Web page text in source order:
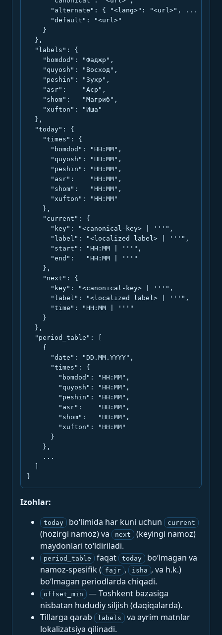
      "alternate": { "<lang>": "<url>", ... },
      "default": "<url>"
    }
  },
  "labels": {
    "bomdod": "Фаджр",
    "quyosh": "Восход",
    "peshin": "Зухр",
    "asr":    "Аср",
    "shom":   "Магриб",
    "xufton": "Иша"
  },
  "today": {
    "times": {
      "bomdod": "HH:MM",
      "quyosh": "HH:MM",
      "peshin": "HH:MM",
      "asr":    "HH:MM",
      "shom":   "HH:MM",
      "xufton": "HH:MM"
    },
    "current": {
      "key": "<canonical-key> | '''",
      "label": "<localized label> | '''",
      "start": "HH:MM | '''",
      "end":   "HH:MM | '''"
    },
    "next": {
      "key": "<canonical-key> | '''",
      "label": "<localized label> | '''",
      "time": "HH:MM | '''"
    }
  },
  "period_table": [
    {
      "date": "DD.MM.YYYY",
      "times": {
        "bomdod": "HH:MM",
        "quyosh": "HH:MM",
        "peshin": "HH:MM",
        "asr":    "HH:MM",
        "shom":   "HH:MM",
        "xufton": "HH:MM"
      }
    },
    ...
}
Izohlar:
today bo‘limida har kuni uchun current
(hozirgi namoz) va next
(keyingi namoz)
maydonlari to‘ldiriladi.
period_table faqat today
bo‘lmagan va
namoz-spesifik ( fajr , isha , va h.k.)
bo‘lmagan periodlarda chiqadi.
offset_min
— Toshkent bazasiga
nisbatan hududiy siljish (daqiqalarda).
Tillarga qarab
labels
va ayrim matnlar
lokalizatsiya qilinadi.